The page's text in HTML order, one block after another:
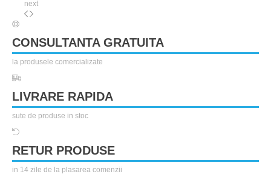
next
CONSULTANTA GRATUITA
la produsele comercializate
LIVRARE RAPIDA
sute de produse in stoc
RETUR PRODUSE
in 14 zile de la plasarea comenzii